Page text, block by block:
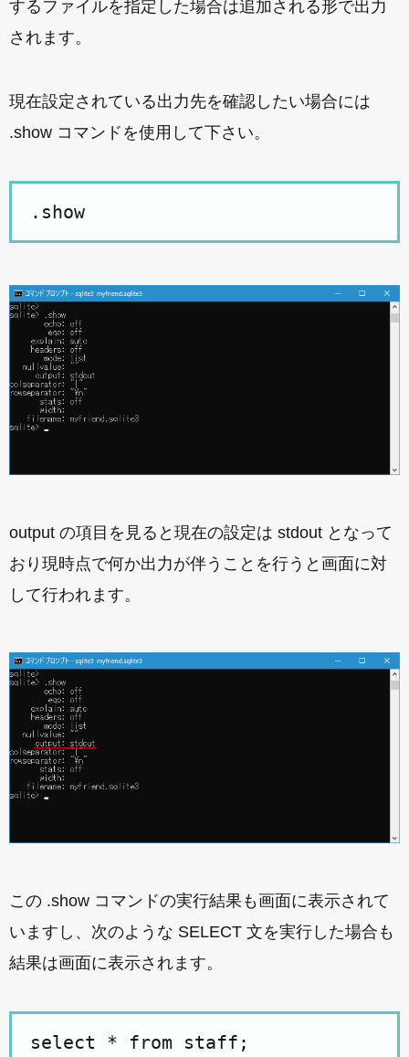
するファイルを指定した場合は追加される形で出力
されます。
現在設定されている出力先を確認したい場合には
.show コマンドを使用して下さい。
.show
output の項目を見ると現在の設定は stdout となって
おり現時点で何か出力が伴うことを行うと画面に対
して行われます。
この .show コマンドの実行結果も画面に表示されて
いますし、次のような SELECT 文を実行した場合も
結果は画面に表示されます。
select * from staff;